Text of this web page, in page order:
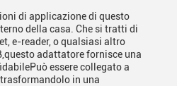
di applicazione di questo
della casa. Che si tratti di
e-reader, o qualsiasi altro
adattatore fornisce una
essere collegato a
in una